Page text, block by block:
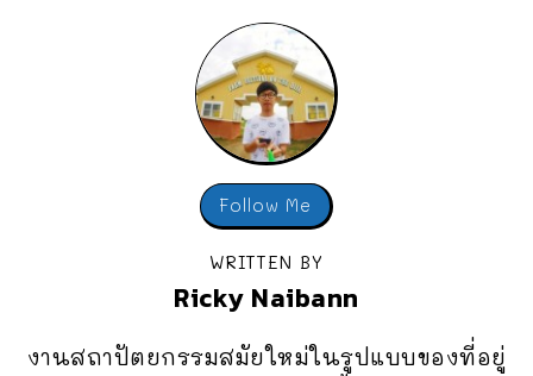
Follow Me
WRITTEN BY
Ricky Naibann
งานสถาปัตยกรรมสมัยใหม่ในรูปแบบของที่อยู่